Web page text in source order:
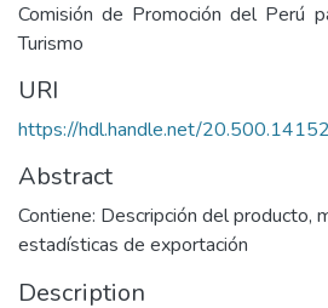
Comisión de Promoción del Perú
Turismo
URI
https://hdl.handle.net/
Abstract
Contiene: Descripción del producto,
estadísticas de exportación
Description